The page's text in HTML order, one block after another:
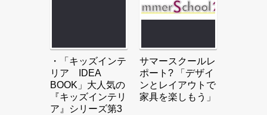
・「キッズインテ
リア IDEA
BOOK」大人気の
『キッズインテリ
ア』シリーズ第3
サマースクールレ
ポート? 「デザイ
ンとレイアウトで
家具を楽しもう」